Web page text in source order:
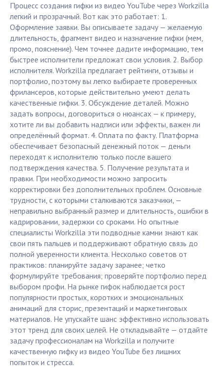
Процесс создания гифки из видео YouTube через Workzilla
легкий и прозрачный. Вот как это работает: 1.
Оформление заявки. Вы описываете задачу — желаемую
длительность, фрагмент видео и назначение гифки (мем,
промо, пояснение). Чем точнее дадите информацию, тем
быстрее исполнители предложат свои условия. 2. Выбор
исполнителя. Workzilla предлагает рейтинги, отзывы и
портфолио, поэтому вы легко выбираете проверенных
фрилансеров, которые действительно умеют делать
качественные гифки. 3. Обсуждение деталей. Можно
задать вопросы, договориться о нюансах — к примеру,
хотите ли вы добавить надписи или эффекты, важен ли
определённый формат. 4. Оплата по факту. Платформа
обеспечивает безопасный денежный поток — деньги
переходят к исполнителю только после вашего
подтверждения качества. 5. Получение результата и
правки. При необходимости можно запросить
корректировки без дополнительных проблем. Основные
трудности, с которыми сталкиваются заказчики, —
неправильно выбранный размер и длительность, ошибки в
кадрировании, задержки со сроками. Но опытные
специалисты Workzilla эти подводные камни знают как
свои пять пальцев и поддерживают обратную связь до
полной уверенности клиента. Несколько советов от
практиков: планируйте задачу заранее; четко
формулируйте требования; проверяйте портфолио перед
выбором профи. На рынке гифок наблюдается рост
популярности простых, коротких и эмоциональных
анимаций для сторис, презентаций и маркетинговых
материалов. Не упускайте шанс эффективно использовать
этот тренд для своих целей. Не откладывайте — отдайте
задачу профессионалам на Workzilla и получите
качественную гифку из видео YouTube без лишних
попыток и стресса.